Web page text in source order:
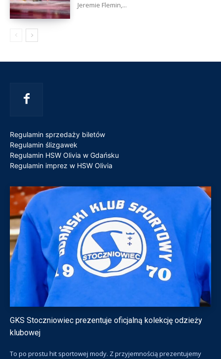
Jeremie Flemin,...
Regulamin sprzedaży biletów
Regulamin ślizgawek
Regulamin HSW Olivia w Gdańsku
Regulamin imprez w HSW Olivia
GKS Stoczniowiec prezentuje oficjalną kolekcję odzieży
klubowej
To po prostu hit sportowej mody. Z przyjemnością prezentujemy